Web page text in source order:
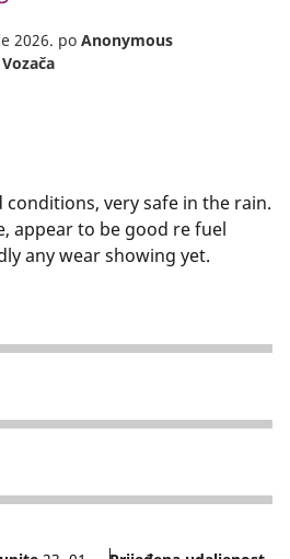
2026. po Anonymous
conditions, very safe in the rain.
appear to be good re fuel
any wear showing yet.